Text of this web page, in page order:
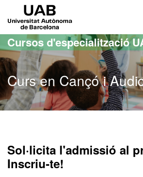
Ves al contingut principal
Ves a la navegació de la pàgina
Cursos d'especialització
Curs en Cançó i
Sol·licita l'admissió al
Inscriu-te!